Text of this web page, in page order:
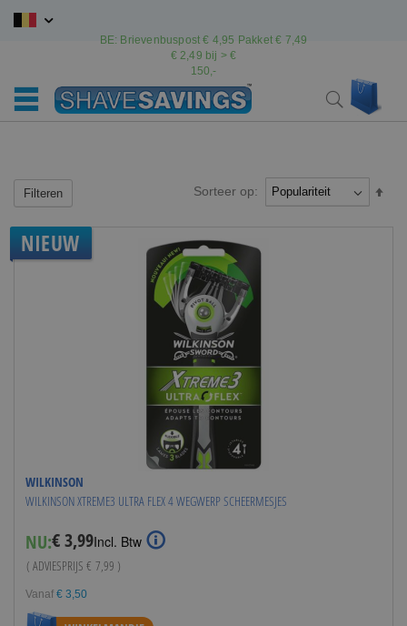
Ga
BE: Brievenbuspost € 4,95 Pakket € 7,49
€ 2,49 bij > €
150,-
Search
NIEUW
WILKINSON
WILKINSON XTREME3 ULTRA FLEX 4 WEGWERP SCHEERMESJES
NU:Special
Price
€ 3,99Incl. Btw
( ADVIESPRIJS € 7,99 )
Vanaf € 3,50
Sorteer op:
Filteren